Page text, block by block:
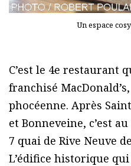
Un espace
C’est le 4e restaurant
franchisé
phocéenne. Après
et Bonneveine, c’est
7 quai de Rive Neuve
L’édifice historique